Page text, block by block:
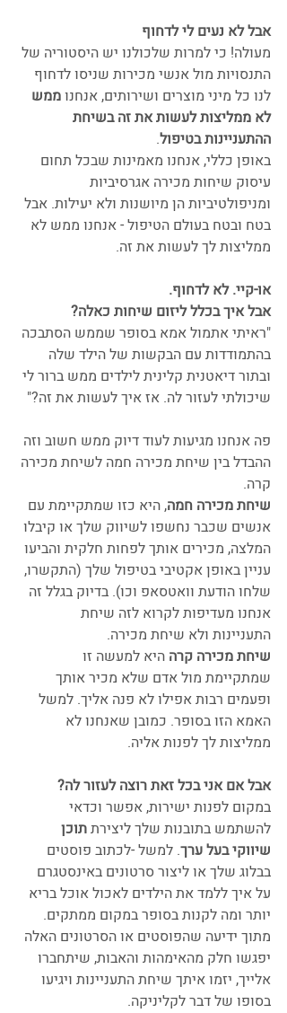
אבל לא נעים לי לדחוף
מעולה! כי למרות שלכולנו יש היסטוריה של
התנסויות מול אנשי מכירות שניסו לדחוף
לנו כל מיני מוצרים ושירותים, אנחנו ממש
לא ממליצות לעשות את זה בשיחת
ההתעניינות בטיפול.
באופן כללי, אנחנו מאמינות שבכל תחום
עיסוק שיחות מכירה אגרסיביות
ומניפולטיביות הן מיושנות ולא יעילות. אבל
בטח ובטח בעולם הטיפול - אנחנו ממש לא
ממליצות לך לעשות את זה.
או-קיי. לא לדחוף.
אבל איך בכלל ליזום שיחות כאלה?
"ראיתי אתמול אמא בסופר שממש הסתבכה
בהתמודדות עם הבקשות של הילד שלה
ובתור דיאטנית קלינית לילדים ממש ברור לי
שיכולתי לעזור לה. אז איך לעשות את זה?"
פה אנחנו מגיעות לעוד דיוק ממש חשוב וזה
ההבדל בין שיחת מכירה חמה לשיחת מכירה
קרה.
שיחת מכירה חמה, היא כזו שמתקיימת עם
אנשים שכבר נחשפו לשיווק שלך או קיבלו
המלצה, מכירים אותך לפחות חלקית והביעו
עניין באופן אקטיבי בטיפול שלך (התקשרו,
שלחו הודעת וואטסאפ וכו). בדיוק בגלל זה
אנחנו מעדיפות לקרוא לזה שיחת
התעניינות ולא שיחת מכירה.
שיחת מכירה קרה היא למעשה זו
שמתקיימת מול אדם שלא מכיר אותך
ופעמים רבות אפילו לא פנה אליך. למשל
האמא הזו בסופר. כמובן שאנחנו לא
ממליצות לך לפנות אליה.
אבל אם אני בכל זאת רוצה לעזור לה?
במקום לפנות ישירות, אפשר וכדאי
להשתמש בתובנות שלך ליצירת תוכן
שיווקי בעל ערך. למשל -לכתוב פוסטים
בבלוג שלך או ליצור סרטונים באינסטגרם
על איך ללמד את הילדים לאכול אוכל בריא
יותר ומה לקנות בסופר במקום ממתקים.
מתוך ידיעה שהפוסטים או הסרטונים האלה
יפגשו חלק מהאימהות והאבות, שיתחברו
אלייך, יזמו איתך שיחת התעניינות ויגיעו
בסופו של דבר לקליניקה.